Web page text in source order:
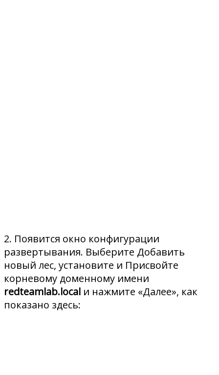
2. Появится окно конфигурации
развертывания. Выберите Добавить
новый лес, установите и Присвойте
корневому доменному имени
redteamlab.local и нажмите «Далее», как
показано здесь: